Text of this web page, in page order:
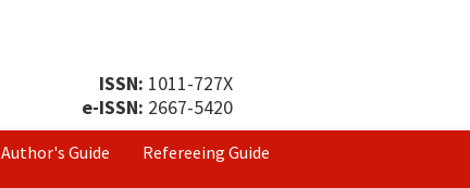
ISSN: 1011-727X
e-ISSN: 2667-5420
Author's Guide
Refereeing Guide